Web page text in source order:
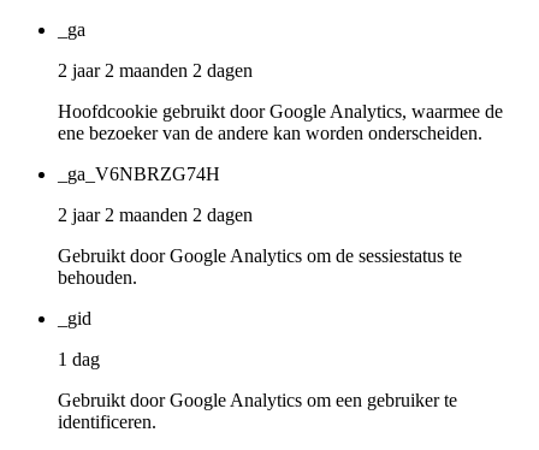
_ga
2 jaar 2 maanden 2 dagen
Hoofdcookie gebruikt door Google Analytics, waarmee de
ene bezoeker van de andere kan worden onderscheiden.
_ga_V6NBRZG74H
2 jaar 2 maanden 2 dagen
Gebruikt door Google Analytics om de sessiestatus te
behouden.
_gid
1 dag
Gebruikt door Google Analytics om een gebruiker te
identificeren.